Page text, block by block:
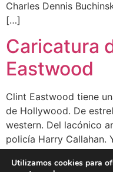
Charles Dennis
[…]
Caricatura
Eastwood
Clint Eastwood tiene
de Hollywood. De
western. Del lacónico
policía Harry Callahan.
1930. Dejó sus
Utilizamos cookies para